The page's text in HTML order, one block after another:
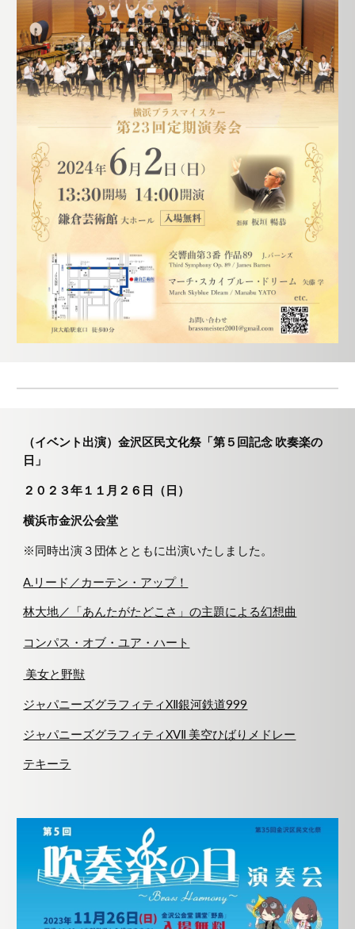
（イベント出演）金沢区民文化祭「第５回記念 吹奏楽の
日」
２０２３年１１月２６日（日）
横浜市金沢公会堂
※同時出演３団体とともに出演いたしました。
A.リード／カーテン・アップ！
林大地／「あんたがたどこさ」の主題による幻想曲
コンパス・オブ・ユア・ハート
美女と野獣
ジャパニーズグラフィティXⅡ銀河鉄道999
ジャパニーズグラフィティXⅤⅡ 美空ひばりメドレー
テキーラ